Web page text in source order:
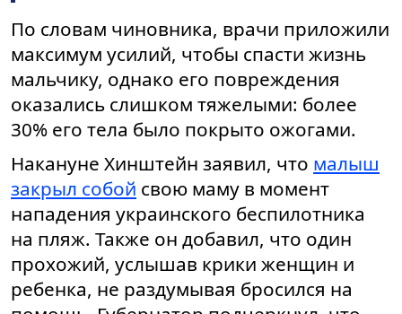
По словам чиновника, врачи приложили
максимум усилий, чтобы спасти жизнь
мальчику, однако его повреждения
оказались слишком тяжелыми: более
30% его тела было покрыто ожогами.
Накануне Хинштейн заявил, что малыш
закрыл собой свою маму в момент
нападения украинского беспилотника
на пляж. Также он добавил, что один
прохожий, услышав крики женщин и
ребенка, не раздумывая бросился на